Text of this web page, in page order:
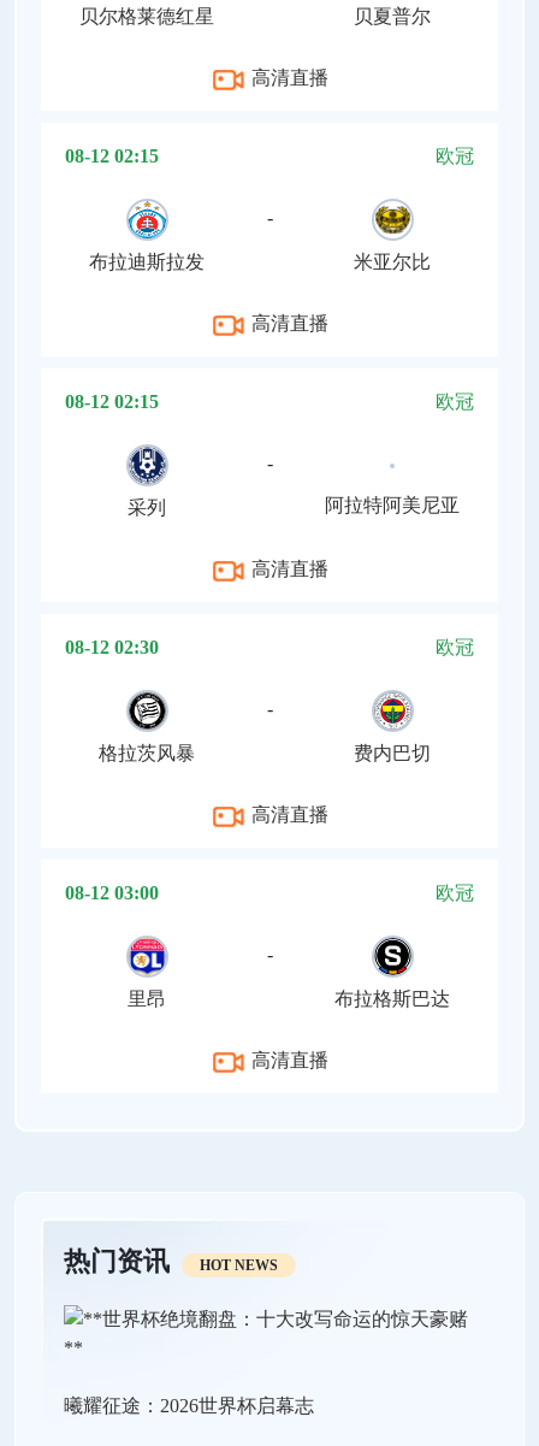
贝尔格莱德红星 贝夏普尔
高清直播
08-12 02:15 欧冠
布拉迪斯拉发
-
米亚尔比
高清直播
08-12 02:15 欧冠
采列
-
阿拉特阿美尼亚
高清直播
08-12 02:30 欧冠
格拉茨风暴
-
费内巴切
高清直播
08-12 03:00 欧冠
里昂
-
布拉格斯巴达
高清直播
热门资讯 HOT NEWS
曦耀征途：2026世界杯启幕志